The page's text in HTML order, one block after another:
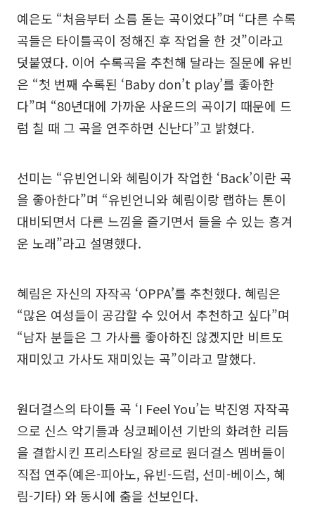
예은도 “처음부터 소름 돋는 곡이었다”며 “다른 수록
곡들은 타이틀곡이 정해진 후 작업을 한 것”이라고
덧붙였다. 이어 수록곡을 추천해 달라는 질문에 유빈
은 “첫 번째 수록된 ‘Baby don’t play’를 좋아한
다”며 “80년대에 가까운 사운드의 곡이기 때문에 드
럼 칠 때 그 곡을 연주하면 신난다”고 밝혔다.
선미는 “유빈언니와 혜림이가 작업한 ‘Back’이란 곡
을 좋아한다”며 “유빈언니와 혜림이랑 랩하는 톤이
대비되면서 다른 느낌을 즐기면서 들을 수 있는 흥겨
운 노래”라고 설명했다.
혜림은 자신의 자작곡 ‘OPPA’를 추천했다. 혜림은
“많은 여성들이 공감할 수 있어서 추천하고 싶다”며
“남자 분들은 그 가사를 좋아하진 않겠지만 비트도
재미있고 가사도 재미있는 곡”이라고 말했다.
원더걸스의 타이틀 곡 ‘I Feel You’는 박진영 자작곡
으로 신스 악기들과 싱코페이션 기반의 화려한 리듬
을 결합시킨 프리스타일 장르로 원더걸스 멤버들이
직접 연주(예은-피아노, 유빈-드럼, 선미-베이스, 혜
림-기타) 와 동시에 춤을 선보인다.